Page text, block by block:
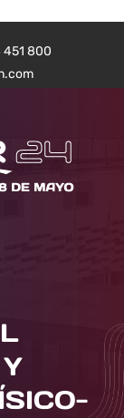
451 800